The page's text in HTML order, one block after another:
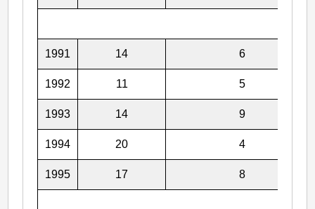
1991 14 6
1992 11 5
1993 14 9
1994 20 4
1995 17 8